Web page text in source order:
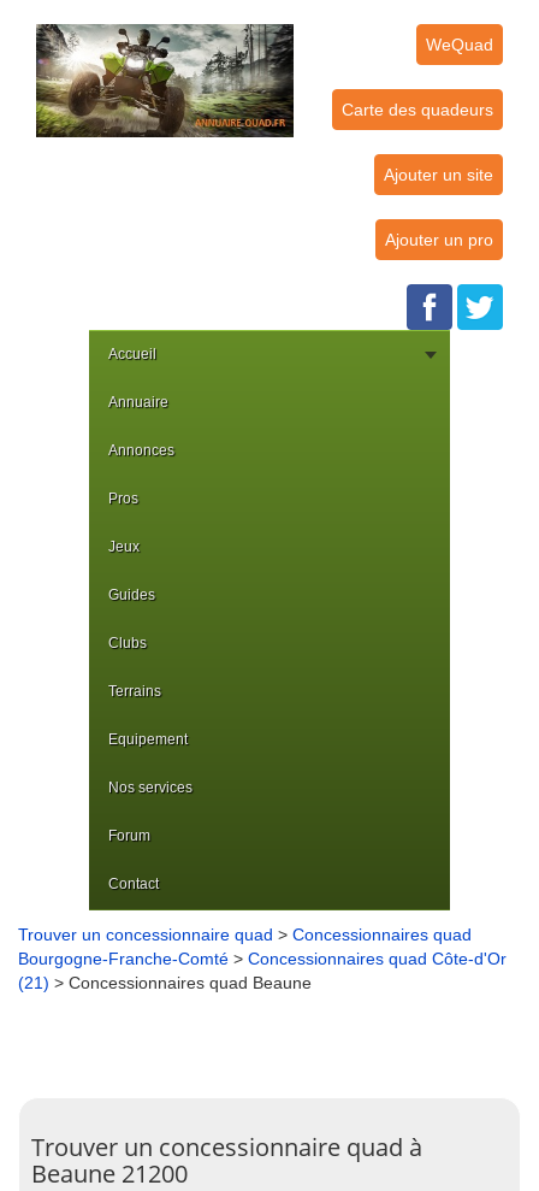
WeQuad
Carte des quadeurs
Ajouter un site
Ajouter un pro
Accueil
Annuaire
Annonces
Pros
Jeux
Guides
Clubs
Terrains
Equipement
Nos services
Forum
Contact
Trouver un concessionnaire quad > Concessionnaires quad
Bourgogne-Franche-Comté > Concessionnaires quad Côte-d'Or
(21) > Concessionnaires quad Beaune
Trouver un concessionnaire quad à
Beaune 21200